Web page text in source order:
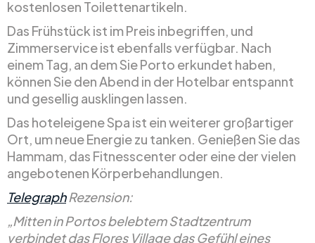
kostenlosen Toilettenartikeln.
Das Frühstück ist im Preis inbegriffen, und
Zimmerservice ist ebenfalls verfügbar. Nach
einem Tag, an dem Sie Porto erkundet haben,
können Sie den Abend in der Hotelbar entspannt
und gesellig ausklingen lassen.
Das hoteleigene Spa ist ein weiterer großartiger
Ort, um neue Energie zu tanken. Genießen Sie das
Hammam, das Fitnesscenter oder eine der vielen
angebotenen Körperbehandlungen.
TelegraphRezension:
„Mitten in Portos belebtem Stadtzentrum
verbindet das Flores Village das Gefühl eines